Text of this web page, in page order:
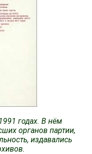
годах. В нём
органов партии,
издавались